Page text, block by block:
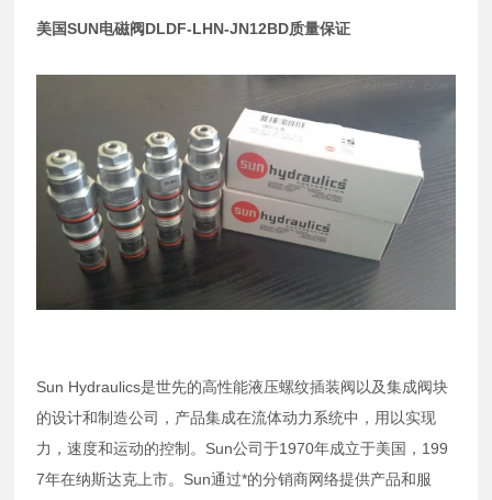
美国SUN电磁阀DLDF-LHN-JN12BD质量保证
Sun Hydraulics是世先的高性能液压螺纹插装阀以及集成阀块
的设计和制造公司，产品集成在流体动力系统中，用以实现
力，速度和运动的控制。Sun公司于1970年成立于美国，199
7年在纳斯达克上市。Sun通过*的分销商网络提供产品和服